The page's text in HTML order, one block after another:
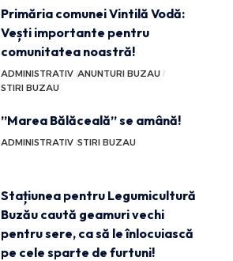
Primăria comunei Vintilă Vodă:
Vești importante pentru
comunitatea noastră!
ADMINISTRATIV ANUNTURI BUZAU
STIRI BUZAU
”Marea Bălăceală” se amână!
ADMINISTRATIV STIRI BUZAU
Stațiunea pentru Legumicultură
Buzău caută geamuri vechi
pentru sere, ca să le înlocuiască
pe cele sparte de furtuni!